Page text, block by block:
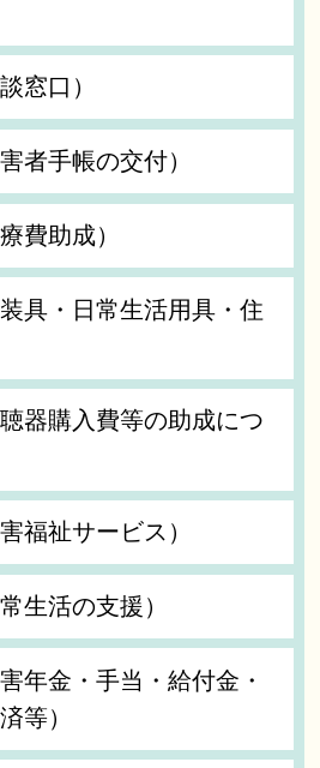
窓口）
者手帳の交付）
費助成）
具・日常生活用具・住
器購入費等の助成につ
福祉サービス）
生活の支援）
年金・手当・給付金・
等）